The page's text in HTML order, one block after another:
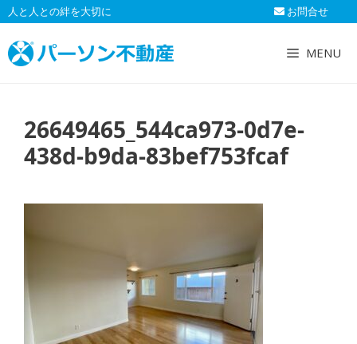
コ
ン
テ
ン
人と人との絆を大切に お問合せ
MENU
26649465_544ca973-0d7e-
438d-b9da-83bef753fcaf